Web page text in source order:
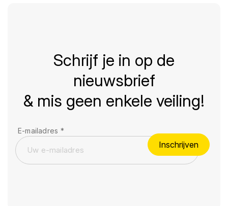
Schrijf je in op de
nieuwsbrief
& mis geen enkele veiling!
E-mailadres *
Inschrijven